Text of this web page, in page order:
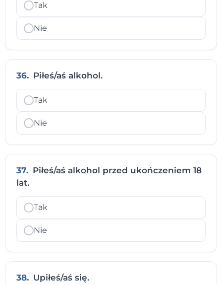
Tak
Nie
36. Piłeś/aś alkohol.
Tak
Nie
37. Piłeś/aś alkohol przed ukończeniem 18
lat.
Tak
Nie
38. Upiłeś/aś się.